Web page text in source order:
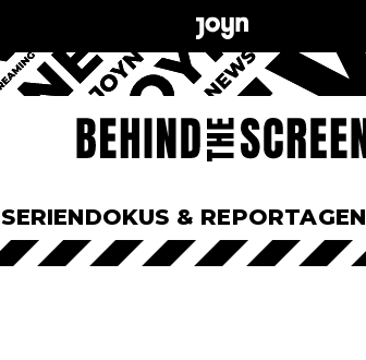
SERIENDOKUS & REPORTAGEN